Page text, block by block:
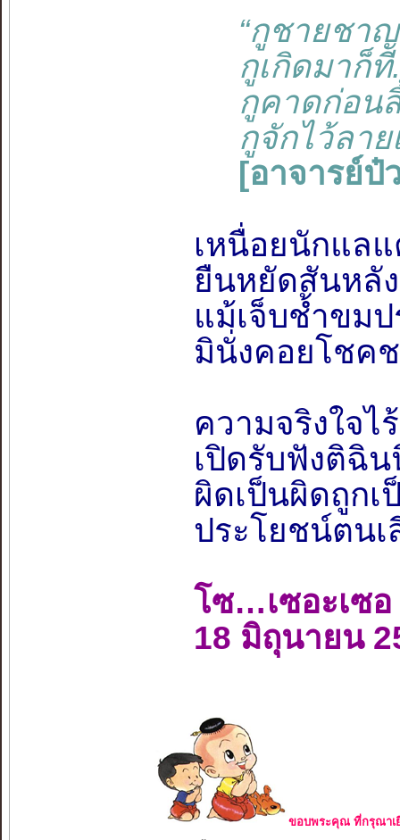
“กูชายชาญ
กูเกิดมาก็ที
กูคาดก่อนสิ้
กูจักไว้ลาย
[อาจารย์ป๋
เหนื่อยนักแล
ยืนหยัดสันหลั
แม้เจ็บช้ำขม
มินั่งคอยโชค
ความจริงใจไ
เปิดรับฟังติฉิ
ผิดเป็นผิดถูก
ประโยชน์ตน
โซ…เซอะเซอ
18 มิถุนายน
ขอบพระคุณ ที่กรุณาเ